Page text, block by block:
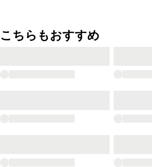
こちらもおすすめ